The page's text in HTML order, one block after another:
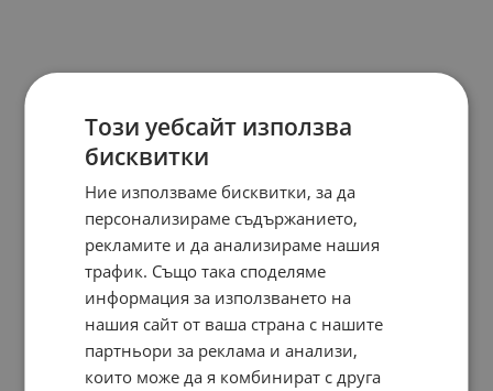
Този уебсайт използва
бисквитки
Ние използваме бисквитки, за да
персонализираме съдържанието,
рекламите и да анализираме нашия
трафик. Също така споделяме
информация за използването на
нашия сайт от ваша страна с нашите
партньори за реклама и анализи,
които може да я комбинират с друга